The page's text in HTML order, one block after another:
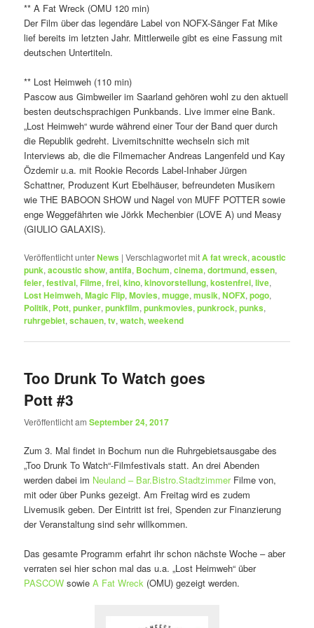
** A Fat Wreck (OMU 120 min)
Der Film über das legendäre Label von NOFX-Sänger Fat Mike
lief bereits im letzten Jahr. Mittlerweile gibt es eine Fassung mit
deutschen Untertiteln.
** Lost Heimweh (110 min)
Pascow aus Gimbweiler im Saarland gehören wohl zu den aktuell
besten deutschsprachigen Punkbands. Live immer eine Bank.
„Lost Heimweh“ wurde während einer Tour der Band quer durch
die Republik gedreht. Livemitschnitte wechseln sich mit
Interviews ab, die die Filmemacher Andreas Langenfeld und Kay
Özdemir u.a. mit Rookie Records Label-Inhaber Jürgen
Schattner, Produzent Kurt Ebelhäuser, befreundeten Musikern
wie THE BABOON SHOW und Nagel von MUFF POTTER sowie
enge Weggefährten wie Jörkk Mechenbier (LOVE A) und Measy
(GIULIO GALAXIS).
Veröffentlicht unterNews |Verschlagwortet mitA fat wreck,acoustic
punk,acoustic show,antifa, Bochum,cinema,dortmund,essen,
feier,festival, Filme,frei,kino,kinovorstellung,kostenfrei,live,
Lost Heimweh,Magic Flip,Movies,mugge,musik,NOFX,pogo,
Politik, Pott,punker,punkfilm,punkmovies,punkrock,punks,
ruhrgebiet,schauen,tv,watch,weekend
Too Drunk To Watch goes
Pott #3
Veröffentlicht amSeptember 24, 2017
Zum 3. Mal findet in Bochum nun die Ruhrgebietsausgabe des
„Too Drunk To Watch“-Filmfestivals statt. An drei Abenden
werden dabei im Neuland – Bar.Bistro.StadtzimmerFilme von,
mit oder über Punks gezeigt. Am Freitag wird es zudem
Livemusik geben. Der Eintritt ist frei, Spenden zur Finanzierung
der Veranstaltung sind sehr willkommen.
Das gesamte Programm erfahrt ihr schon nächste Woche – aber
verraten sei hier schon mal das u.a. „Lost Heimweh“ über
PASCOW sowieA Fat Wreck (OMU) gezeigt werden.